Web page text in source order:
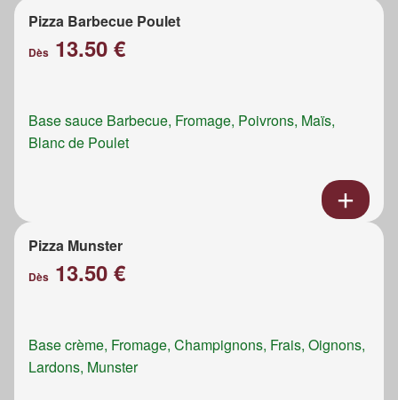
Pizza Barbecue Poulet
Dès 13.50 €
Base sauce Barbecue, Fromage, Poivrons, Maïs,
Blanc de Poulet
Pizza Munster
Dès 13.50 €
Base crème, Fromage, Champignons, Frais, Oignons,
Lardons, Munster